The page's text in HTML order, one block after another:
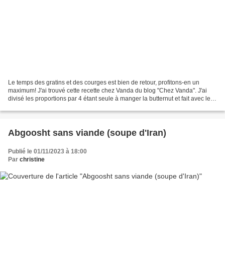
Le temps des gratins et des courges est bien de retour, profitons-en un
maximum! J'ai trouvé cette recette chez Vanda du blog "Chez Vanda". J'ai
divisé les proportions par 4 étant seule à manger la butternut et fait avec les
Abgoosht sans viande (soupe d'Iran)
Publié le 01/11/2023 à 18:00
Par christine